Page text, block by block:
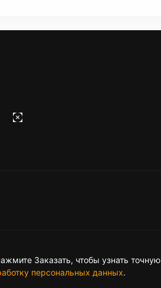
Заказать, чтобы узнать точную
персональных данных.